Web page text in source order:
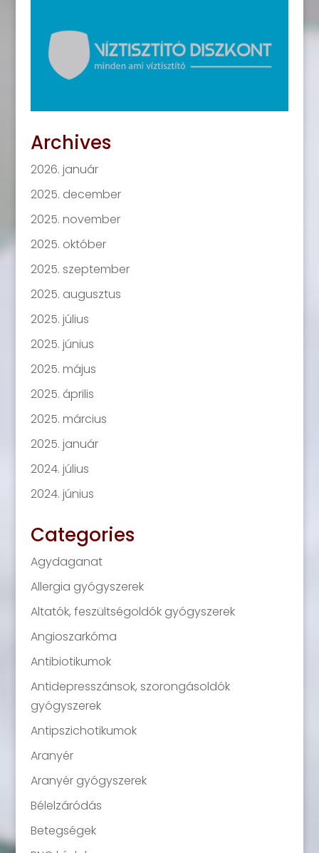
Archives
2026. január
2025. december
2025. november
2025. október
2025. szeptember
2025. augusztus
2025. július
2025. június
2025. május
2025. április
2025. március
2025. január
2024. július
2024. június
Categories
Agydaganat
Allergia gyógyszerek
Altatók, feszültségoldók gyógyszerek
Angioszarkóma
Antibiotikumok
Antidepresszánsok, szorongásoldók
gyógyszerek
Antipszichotikumok
Aranyér
Aranyér gyógyszerek
Bélelzáródás
Betegségek